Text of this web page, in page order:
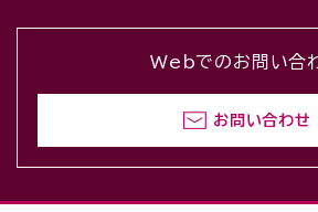
Webでのお問い合
お問い合わせ